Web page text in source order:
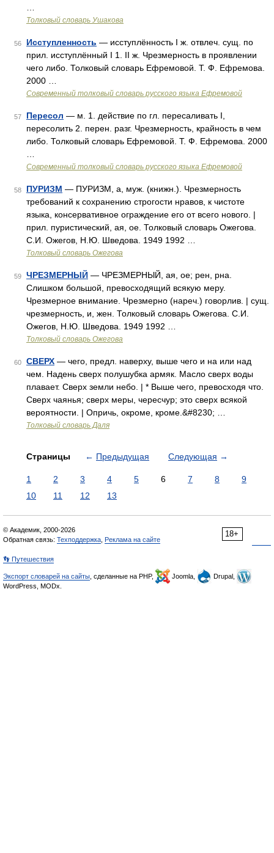
Толковый словарь Ушакова
56 Исступленность — исступлённость I ж. отвлеч. сущ. по
прил. исступлённый I 1. II ж. Чрезмерность в проявлении
чего либо. Толковый словарь Ефремовой. Т. Ф. Ефремова.
2000 …
Современный толковый словарь русского языка Ефремовой
57 Пересол — м. 1. действие по гл. пересаливать I,
пересолить 2. перен. разг. Чрезмерность, крайность в чем
либо. Толковый словарь Ефремовой. Т. Ф. Ефремова. 2000
Современный толковый словарь русского языка Ефремовой
58 ПУРИЗМ — ПУРИЗМ, а, муж. (книжн.). Чрезмерность
требований к сохранению строгости нравов, к чистоте
языка, консервативное ограждение его от всего нового. |
прил. пуристический, ая, ое. Толковый словарь Ожегова.
С.И. Ожегов, Н.Ю. Шведова. 1949 1992 …
Толковый словарь Ожегова
59 ЧРЕЗМЕРНЫЙ — ЧРЕЗМЕРНЫЙ, ая, ое; рен, рна.
Слишком большой, превосходящий всякую меру.
Чрезмерное внимание. Чрезмерно (нареч.) говорлив. | сущ.
чрезмерность, и, жен. Толковый словарь Ожегова. С.И.
Ожегов, Н.Ю. Шведова. 1949 1992 …
Толковый словарь Ожегова
60 СВЕРХ — чего, предл. наверху, выше чего и на или над
чем. Надень сверх полушубка армяк. Масло сверх воды
плавает. Сверх земли небо. | * Выше чего, превосходя что.
Сверх чаянья; сверх меры, чересчур; это сверх всякой
вероятности. | Опричь, окроме, кроме.&#8230; …
Толковый словарь Даля
Страницы ← Предыдущая Следующая →
1 2 3 4 5 6 7 8
9
10
11 12 13
18+
© Академик, 2000-2026
Обратная связь: Техподдержка Реклама на сайте
👣 Путешествия
Экспорт словарей на сайты , сделанные на PHP, Joomla,
Drupal,
WordPress, MODx.